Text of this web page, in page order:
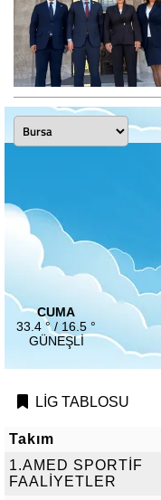
CUMA
33.4 ° / 16.5 °
GÜNEŞLI
LİG TABLOSU
Takım
1.AMED SPORTİF
FAALİYETLER